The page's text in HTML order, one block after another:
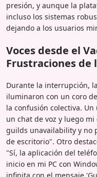
presión, y aunque la
incluso los sistemas
dejando a los usuarios
Voces desde el
Frustraciones de
Durante la interrupción,
iluminaron con un coro
la confusión colectiva.
un chat de voz y luego
guilds unavailability y no
de escritorio". Otro
"Sí, la aplicación del
inicio en mi PC con